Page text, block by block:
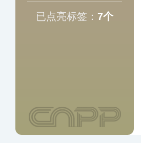
已点亮标签： 7个